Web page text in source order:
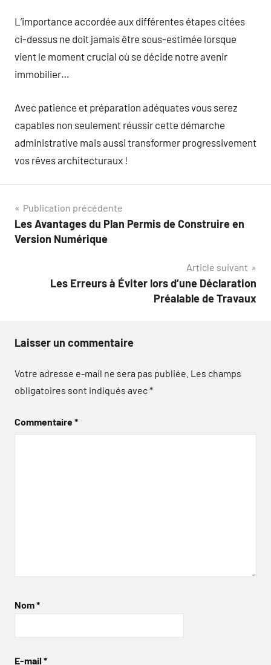
L’importance accordée aux différentes étapes citées
ci-dessus ne doit jamais être sous-estimée lorsque
vient le moment crucial où se décide notre avenir
immobilier…
Avec patience et préparation adéquates vous serez
capables non seulement réussir cette démarche
administrative mais aussi transformer progressivement
vos rêves architecturaux !
Navigation
de
Publication précédente
Les Avantages du Plan Permis de Construire en
Version Numérique
Article suivant
Les Erreurs à Éviter lors d’une Déclaration
Préalable de Travaux
Laisser un commentaire
Votre adresse e-mail ne sera pas publiée. Les champs
obligatoires sont indiqués avec*
Commentaire*
Nom*
E-mail *